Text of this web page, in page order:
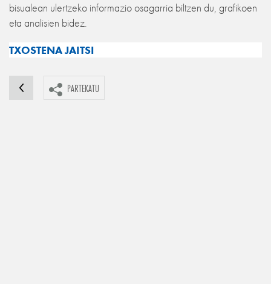
bisualean ulertzeko informazio osagarria biltzen du, grafikoen
eta analisien bidez.
TXOSTENA JAITSI
PARTEKATU